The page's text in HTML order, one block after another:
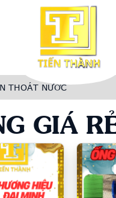
THOÁT NƯỚC
GIÁ